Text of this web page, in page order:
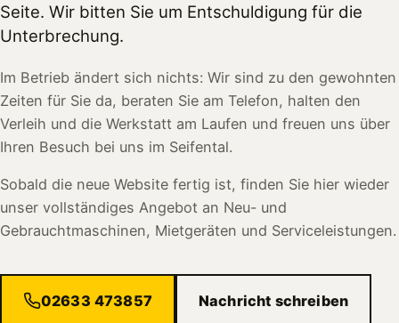
Seite. Wir bitten Sie um Entschuldigung für die
Unterbrechung.
Im Betrieb ändert sich nichts: Wir sind zu den gewohnten
Zeiten für Sie da, beraten Sie am Telefon, halten den
Verleih und die Werkstatt am Laufen und freuen uns über
Ihren Besuch bei uns im Seifental.
Sobald die neue Website fertig ist, finden Sie hier wieder
unser vollständiges Angebot an Neu- und
Gebrauchtmaschinen, Mietgeräten und Serviceleistungen.
02633 473857 Nachricht schreiben